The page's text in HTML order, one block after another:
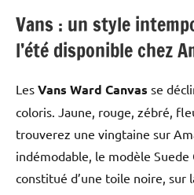
Vans : un style
l’été disponible chez
Les Vans Ward Canvas se
coloris. Jaune, rouge, zébré,
trouverez une vingtaine sur
indémodable, le modèle Suede
constitué d’une toile noire, sur